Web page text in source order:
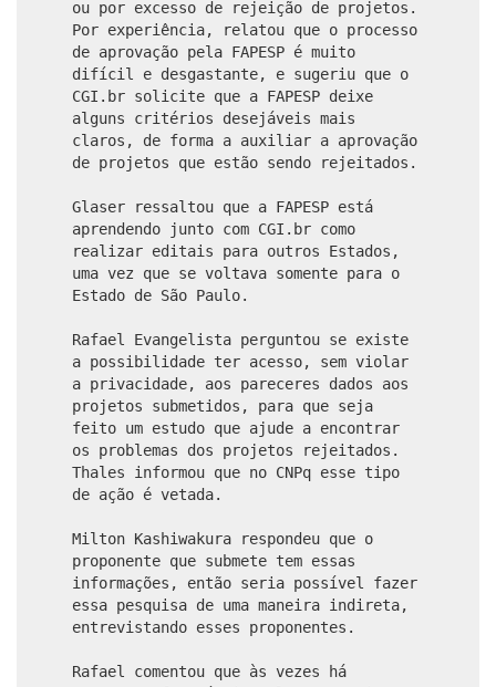
ou por excesso de rejeição de projetos.
Por experiência, relatou que o processo
de aprovação pela FAPESP é muito
difícil e desgastante, e sugeriu que o
CGI.br solicite que a FAPESP deixe
alguns critérios desejáveis mais
claros, de forma a auxiliar a aprovação
de projetos que estão sendo rejeitados.
Glaser ressaltou que a FAPESP está
aprendendo junto com CGI.br como
realizar editais para outros Estados,
uma vez que se voltava somente para o
Estado de São Paulo.
Rafael Evangelista perguntou se existe
a possibilidade ter acesso, sem violar
a privacidade, aos pareceres dados aos
projetos submetidos, para que seja
feito um estudo que ajude a encontrar
os problemas dos projetos rejeitados.
Thales informou que no CNPq esse tipo
de ação é vetada.
Milton Kashiwakura respondeu que o
proponente que submete tem essas
informações, então seria possível fazer
essa pesquisa de uma maneira indireta,
entrevistando esses proponentes.
Rafael comentou que às vezes há